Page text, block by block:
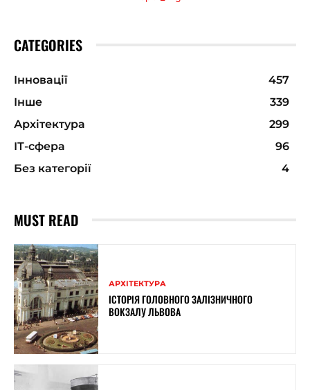
CATEGORIES
Інновації
457
Інше
339
Архітектура
299
ІТ-сфера
96
Без категорії
4
MUST READ
АРХІТЕКТУРА
ІСТОРІЯ ГОЛОВНОГО ЗАЛІЗНИЧНОГО
ВОКЗАЛУ ЛЬВОВА